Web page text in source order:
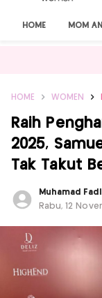
HOME MOM
HOME WOMEN
Raih
2025,
Tak Takut
Muhamad
Rabu, 12